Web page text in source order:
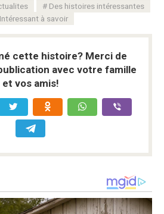
Des histoires intéressantes
Intéressant à savoir
cette histoire? Merci de
avec votre famille
et vos amis!